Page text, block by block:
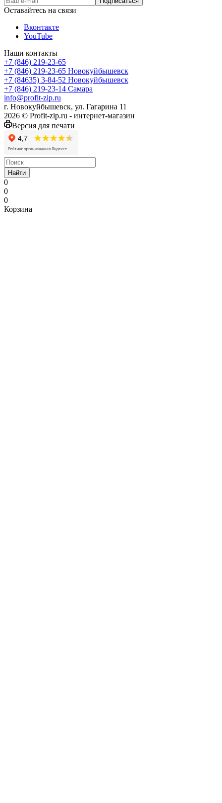
Оставайтесь на связи
Вконтакте
YouTube
Наши контакты
+7 (846) 219-23-65
+7 (846) 219-23-65 Новокуйбышевск
+7 (84635) 3-84-52 Новокуйбышевск
+7 (846) 219-23-14 Самара
info@profit-zip.ru
г. Новокуйбышевск, ул. Гагарина 11
2026 © Profit-zip.ru - интернет-магазин
Версия для печати
Найти
0
0
0
Корзина